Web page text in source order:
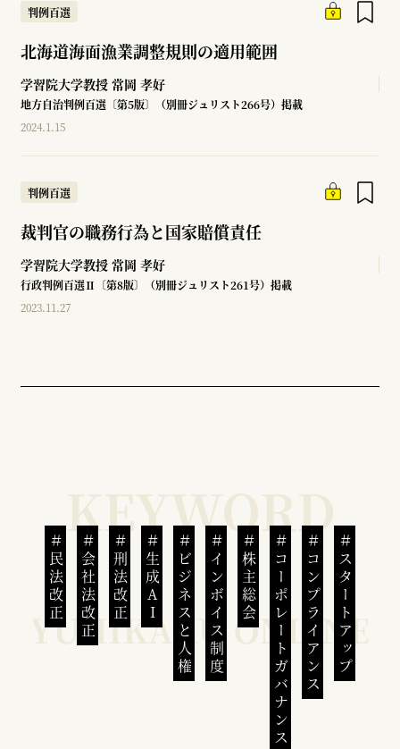
判例百選
北海道海面漁業調整規則の適用範囲
学習院大学教授 常岡 孝好
地方自治判例百選〔第5版〕（別冊ジュリスト266号）掲載
2024.1.15
判例百選
裁判官の職務行為と国家賠償責任
学習院大学教授 常岡 孝好
行政判例百選Ⅱ〔第8版〕（別冊ジュリスト261号）掲載
2023.11.27
民法改正 会社法改正 刑法改正 生成AI ビジネスと人権インボイス制度 株主総会 コーポレートガバナンスコンプライアンススタートアップ